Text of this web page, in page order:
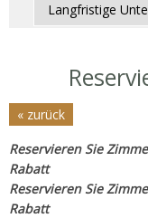
Langfristige
« zurück
Reservieren Sie
Rabatt
Reservieren Sie
Rabatt